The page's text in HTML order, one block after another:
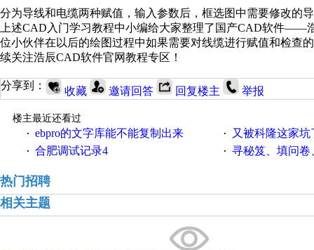
分为导线和电缆两种赋值，输入参数后，框选图中需要修改的
上述CAD入门学习教程中小编给大家整理了国产CAD软件——
位小伙伴在以后的绘图过程中如果需要对线缆进行赋值和检查
续关注浩辰CAD软件官网教程专区！
分享到： 收藏 邀请回答 回复楼主 举报
楼主最近还看过
· ebpro的文字库能不能复制出来 · 又被科隆这家坑
· 合肥调试记录4 · 寻秘笈、填问卷
热门招聘
相关主题